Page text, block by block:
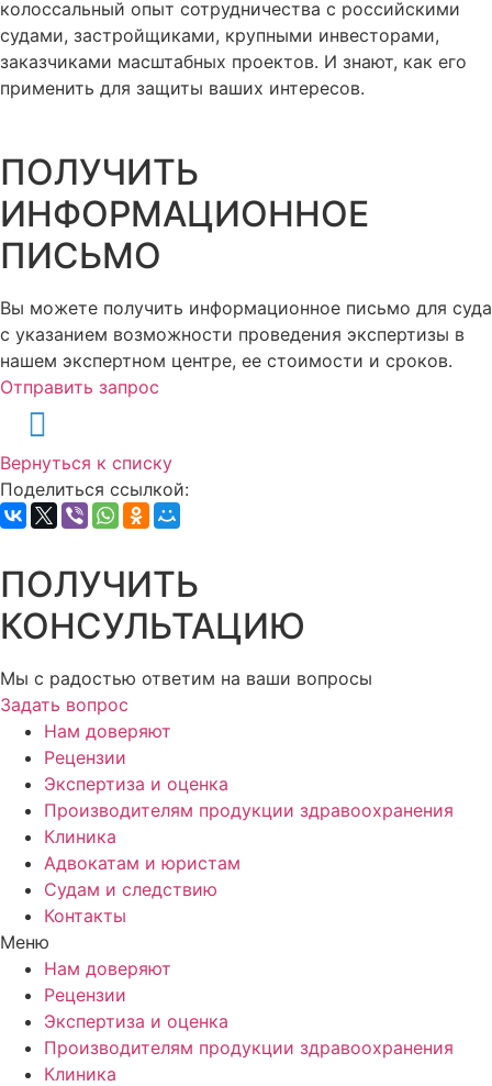
колоссальный опыт сотрудничества с российскими
судами, застройщиками, крупными инвесторами,
заказчиками масштабных проектов. И знают, как его
применить для защиты ваших интересов.
ПОЛУЧИТЬ
ИНФОРМАЦИОННОЕ
ПИСЬМО
Вы можете получить информационное письмо для суда
с указанием возможности проведения экспертизы в
нашем экспертном центре, ее стоимости и сроков.
Отправить запрос
Вернуться к списку
Поделиться ссылкой:
ПОЛУЧИТЬ
КОНСУЛЬТАЦИЮ
Мы с радостью ответим на ваши вопросы
Задать вопрос
Нам доверяют
Рецензии
Экспертиза и оценка
Производителям продукции здравоохранения
Клиника
Адвокатам и юристам
Судам и следствию
Контакты
Меню
Нам доверяют
Рецензии
Экспертиза и оценка
Производителям продукции здравоохранения
Клиника